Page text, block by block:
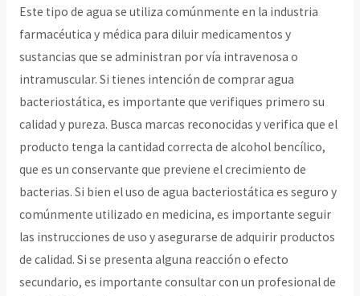
Este tipo de agua se utiliza comúnmente en la industria
farmacéutica y médica para diluir medicamentos y
sustancias que se administran por vía intravenosa o
intramuscular. Si tienes intención de comprar agua
bacteriostática, es importante que verifiques primero su
calidad y pureza. Busca marcas reconocidas y verifica que el
producto tenga la cantidad correcta de alcohol bencílico,
que es un conservante que previene el crecimiento de
bacterias. Si bien el uso de agua bacteriostática es seguro y
comúnmente utilizado en medicina, es importante seguir
las instrucciones de uso y asegurarse de adquirir productos
de calidad. Si se presenta alguna reacción o efecto
secundario, es importante consultar con un profesional de